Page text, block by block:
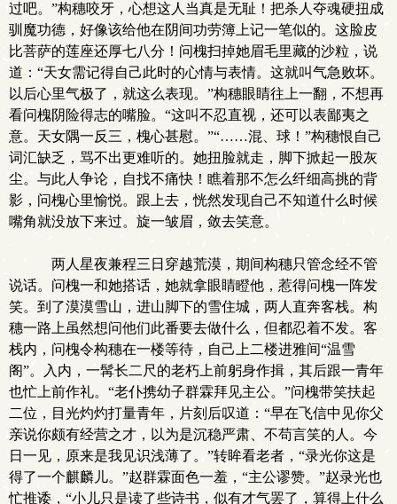
过吧。”构穗咬牙，心想这人当真是无耻！把杀人夺魂硬扭成
驯魔功德，好像该给他在阴间功劳簿上记一笔似的。这脸皮
比菩萨的莲座还厚七八分！问槐扫掉她眉毛里藏的沙粒，说
道：“天女需记得自己此时的心情与表情。这就叫气急败坏。
以后心里气极了，就这么表现。”构穗眼睛往上一翻，不想再
看问槐阴险得志的嘴脸。“这叫不忍直视，还可以表鄙夷之
意。天女隅一反三，槐心甚慰。”“……混、球！”构穗恨自己
词汇缺乏，骂不出更难听的。她扭脸就走，脚下掀起一股灰
尘。与此人争论，自找不痛快！瞧着那不怎么纤细高挑的背
影，问槐心里愉悦。跟上去，恍然发现自己不知道什么时候
嘴角就没放下来过。旋一皱眉，敛去笑意。
两人星夜兼程三日穿越荒漠，期间构穗只管念经不管
说话。问槐一和她搭话，她就拿眼睛瞪他，惹得问槐一阵发
笑。到了漠漠雪山，进山脚下的雪住城，两人直奔客栈。构
穗一路上虽然想问他们此番要去做什么，但都忍着不发。客
栈内，问槐令构穗在一楼等待，自己上二楼进雅间“温雪
阁”。入内，一髯长二尺的老朽上前躬身作揖，其后跟一青年
也忙上前作礼。“老仆携幼子群霖拜见主公。”问槐带笑扶起
二位，目光灼灼打量青年，片刻后叹道：“早在飞信中见你父
亲说你颇有经营之才，以为是沉稳严肃、不苟言笑的人。今
日一见，原来是我见识浅薄了。”转眸看老者，“录光你这是
得了一个麒麟儿。”赵群霖面色一羞，“主公谬赞。”赵录光也
忙推诿，“小儿只是读了些诗书，似有才气罢了，算得上什么